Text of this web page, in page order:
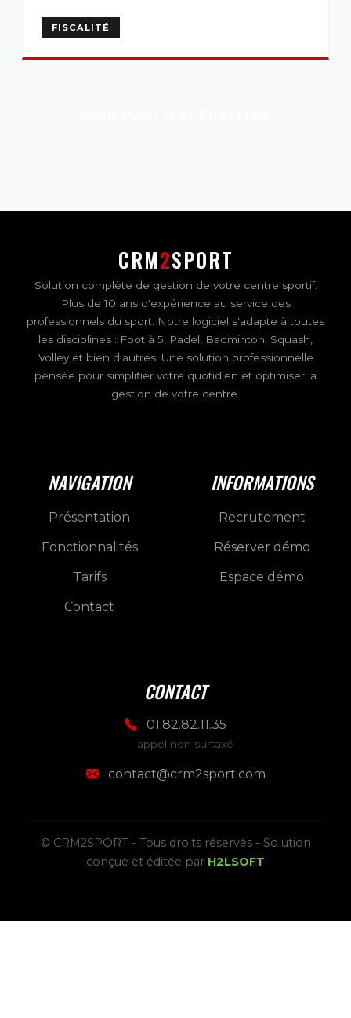
FISCALITÉ
CRM2SPORT
Solution complète de gestion de votre centre sportif.
Plus de 10 ans d'expérience au service des
professionnels du sport. Notre logiciel s'adapte à toutes
les disciplines : Foot à 5, Padel, Badminton, Squash,
Volley et bien d'autres. Une solution professionnelle
pensée pour simplifier votre quotidien et optimiser la
gestion de votre centre.
NAVIGATION
Présentation
Fonctionnalités
Tarifs
Contact
INFORMATIONS
Recrutement
Réserver démo
Espace démo
CONTACT
01.82.82.11.35
appel non surtaxé
contact@crm2sport.com
© CRM2SPORT - Tous droits réservés - Solution
conçue et éditée par H2LSOFT